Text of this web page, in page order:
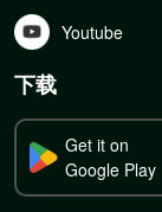
Youtube
下载
Get it on
Google Play